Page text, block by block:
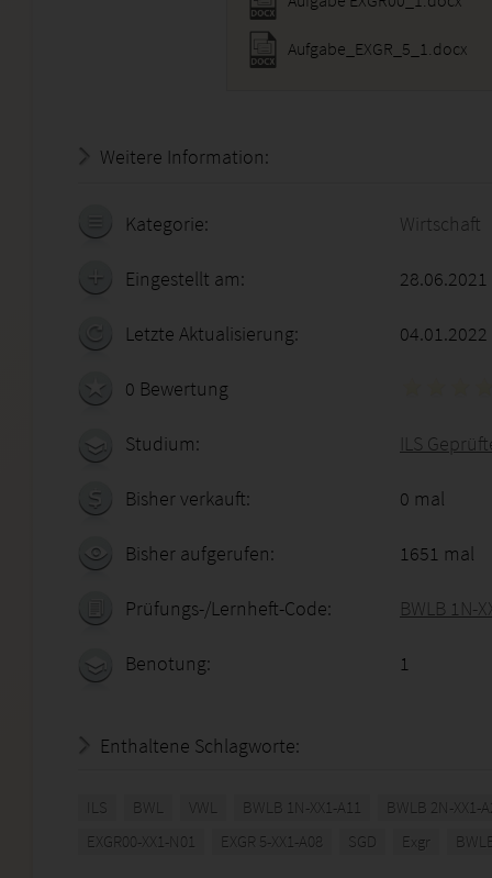
Aufgabe_EXGR_5_1.docx
Weitere Information:
Kategorie: Wirtschaft
Eingestellt am:
Letzte Aktualisierung: 04.01.2022
0 Bewertung
Studium: ILS
Bisher verkauft: 0 mal
Bisher aufgerufen: 1651 mal
Prüfungs-/Lernheft-Code: BWLB 1N-
Benotung: 1
Enthaltene Schlagworte:
ILS BWL VWL BWLB 1N-XX1-A11
BWLB 2N-XX1-
EXGR00-XX1-N01
EXGR 5-XX1-A08 SGD Exgr